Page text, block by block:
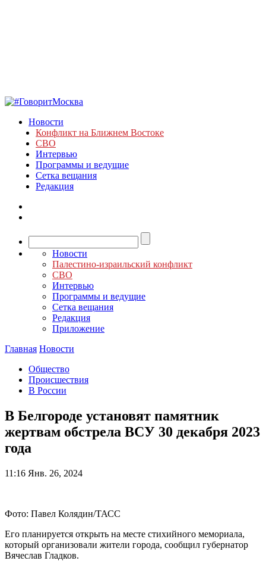
Новости
Конфликт на Ближнем Востоке
СВО
Интервью
Программы и ведущие
Сетка вещания
Редакция
Новости
Палестино-израильский конфликт
СВО
Интервью
Программы и ведущие
Сетка вещания
Редакция
Приложение
Главная Новости
Общество
Происшествия
В России
В Белгороде установят памятник
жертвам обстрела ВСУ 30 декабря 2023
года
11:16 Янв. 26, 2024
Фото: Павел Колядин/ТАСС
Его планируется открыть на месте стихийного мемориала,
который организовали жители города, сообщил губернатор
Вячеслав Гладков.